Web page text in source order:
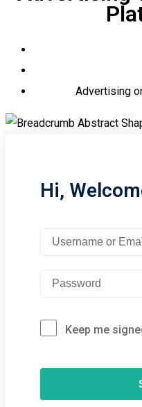
Advertising
Hi,
Keep me